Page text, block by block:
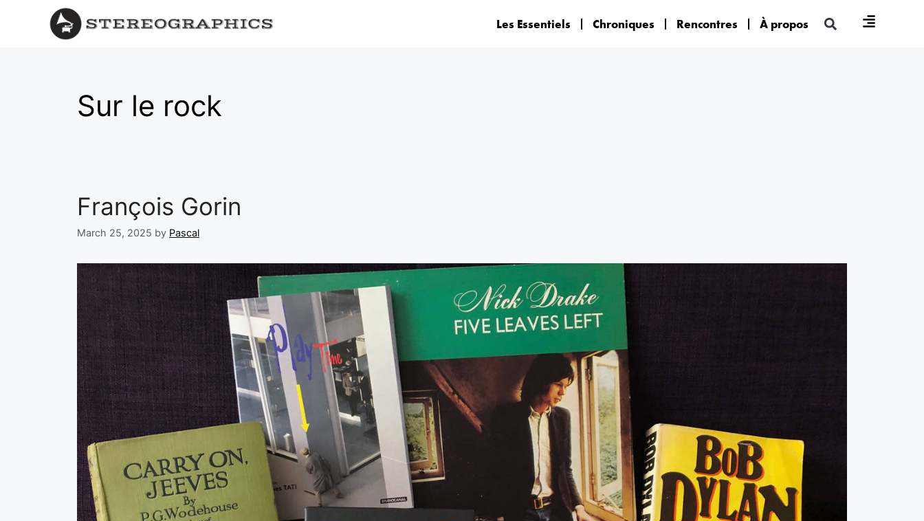
Les Essentiels Chroniques Rencontres À propos
Sur le rock
François Gorin
March 25, 2025 by Pascal